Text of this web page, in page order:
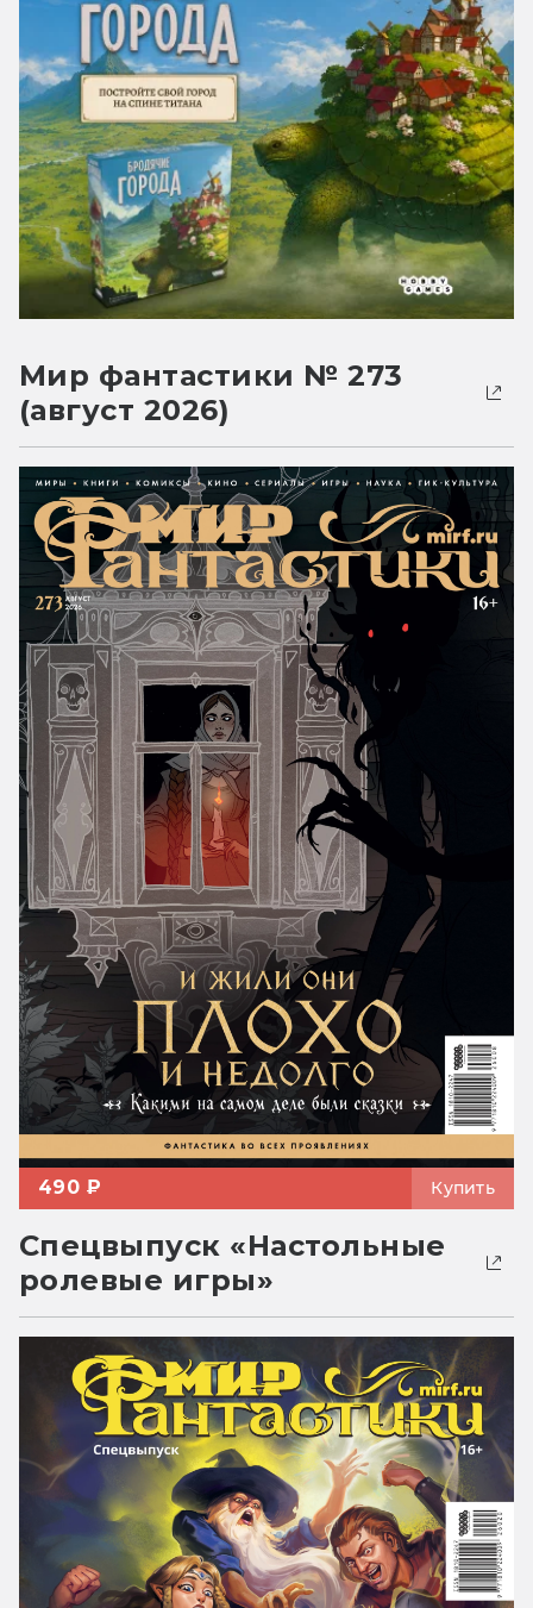
Мир фантастики № 273
(август 2026)
490 ₽ Купить
Спецвыпуск «Настольные
ролевые игры»